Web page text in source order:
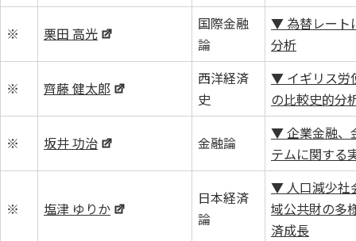
※ 栗田 高光
国際金融
論
▼ 為替レート
分析
※ 齊藤 健太郎
西洋経済
史
▼ イギリス労
の比較史的分
※ 坂井 功治 金融論
▼ 企業金融、
テムに関する
※ 塩津 ゆりか
日本経済
論
▼ 人口減少社
域公共財の多
済成長